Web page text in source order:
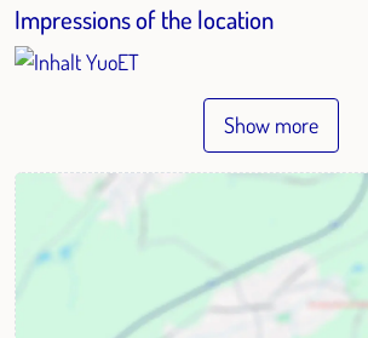
Impressions of the location
Show more